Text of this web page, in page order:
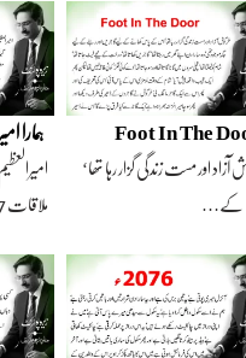
Foot In The
آزاد اور مست زندگی گزار رہا تھا‘
کے…
ہمارا
ملاقات 1997ء میں کراچی…